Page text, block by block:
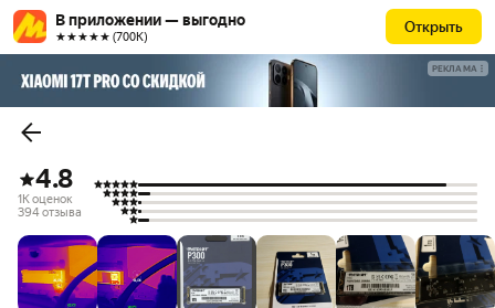
В приложении — выгодно
★★★★★ (700К)
Открыть
РЕКЛАМА
4.8
1K оценок
394 отзыва